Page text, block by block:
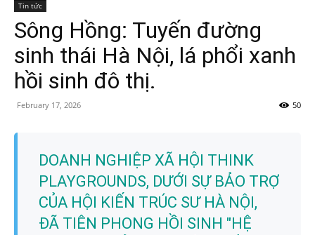
Tin tức
Sông Hồng: Tuyến đường
sinh thái Hà Nội, lá phổi xanh
hồi sinh đô thị.
February 17, 2026 50
DOANH NGHIỆP XÃ HỘI THINK
PLAYGROUNDS, DƯỚI SỰ BẢO TRỢ
CỦA HỘI KIẾN TRÚC SƯ HÀ NỘI,
ĐÃ TIÊN PHONG HỒI SINH "HỆ